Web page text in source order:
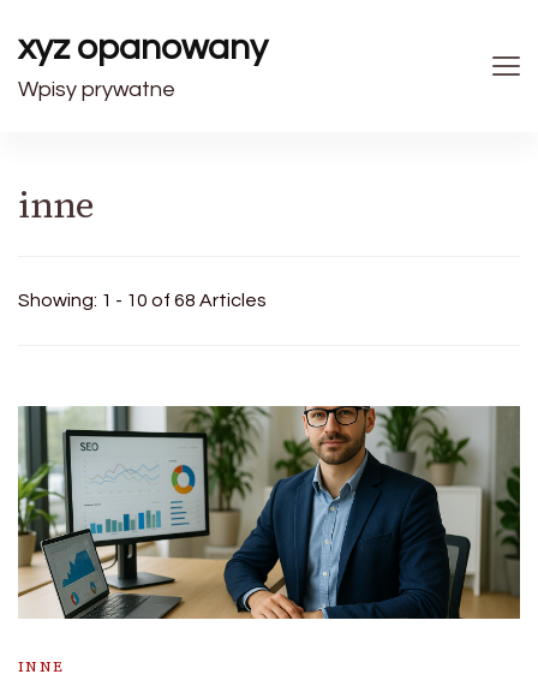
xyz opanowany
Wpisy prywatne
inne
Showing: 1 - 10 of 68 Articles
INNE